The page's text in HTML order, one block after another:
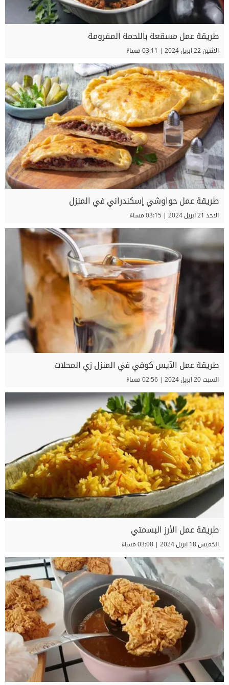
طريقة عمل مسقعة باللحمة المفرومة
الاثنين 22 ابريل 2024 | 03:11 مساءً
طريقة عمل حواوشي إسكندراني في المنزل
الاحد 21 ابريل 2024 | 03:15 مساءً
طريقة عمل الآيس كوفي في المنزل زي المحلات
السبت 20 ابريل 2024 | 02:56 مساءً
طريقة عمل الأرز البسمتي
الخميس 18 ابريل 2024 | 03:08 مساءً